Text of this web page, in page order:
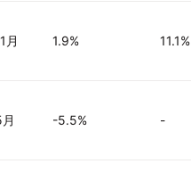
月 1.9% 11.1%
-5.5% -